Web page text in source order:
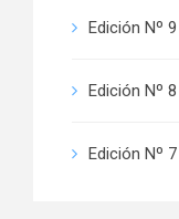
Edición Nº
Edición Nº
Edición Nº